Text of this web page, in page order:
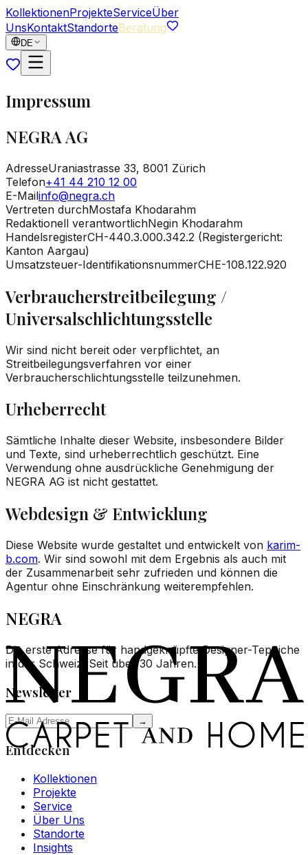
KollektionenProjekteServiceÜber
UnsKontaktStandorteBeratung
DE
Impressum
NEGRA AG
AdresseUraniastrasse 33, 8001 Zürich
Telefon+41 44 210 12 00
E-Mailinfo@negra.ch
Vertreten durchMostafa Khodarahm
Redaktionell verantwortlichNegin Khodarahm
HandelsregisterCH-440.3.000.342.2 (Registergericht:
Kanton Aargau)
Umsatzsteuer-IdentifikationsnummerCHE-108.122.920
Verbraucherstreitbeilegung /
Universalschlichtungsstelle
Wir sind nicht bereit oder verpflichtet, an
Streitbeilegungsverfahren vor einer
Verbraucherschlichtungsstelle teilzunehmen.
Urheberrecht
Sämtliche Inhalte dieser Website, insbesondere Bilder
und Texte, sind urheberrechtlich geschützt. Eine
Verwendung ohne ausdrückliche Genehmigung der
NEGRA AG ist nicht gestattet.
Webdesign & Entwicklung
Diese Website wurde gestaltet und entwickelt von karim-
b.com. Wir sind sowohl mit dem Ergebnis als auch mit
der Zusammenarbeit sehr zufrieden und können die
Agentur ohne Einschränkung weiterempfehlen.
NEGRA
Die erste Adresse für handgeknüpfte Designer-Teppiche
in der Schweiz. Seit über 30 Jahren.
Newsletter
→
Entdecken
Kollektionen
Projekte
Service
Über Uns
Standorte
Insights